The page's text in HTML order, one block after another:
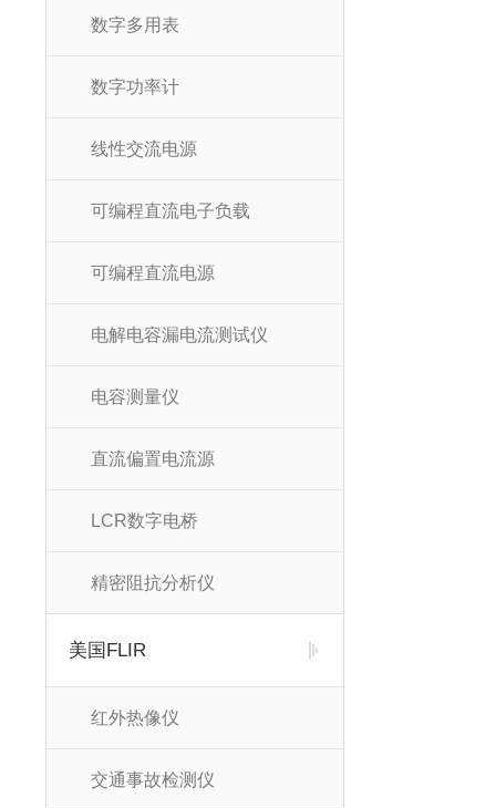
数字多用表
数字功率计
线性交流电源
可编程直流电子负载
可编程直流电源
电解电容漏电流测试仪
电容测量仪
直流偏置电流源
LCR数字电桥
精密阻抗分析仪
美国FLIR
红外热像仪
交通事故检测仪